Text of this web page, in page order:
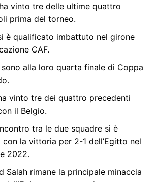
vinto tre delle ultime quattro
prima del torneo.
è qualificato imbattuto nel girone
CAF.
sono alla loro quarta finale di Coppa
vinto tre dei quattro precedenti
il Belgio.
tra le due squadre si è
con la vittoria per 2-1 dell’Egitto nel
2022.
Salah rimane la principale minaccia